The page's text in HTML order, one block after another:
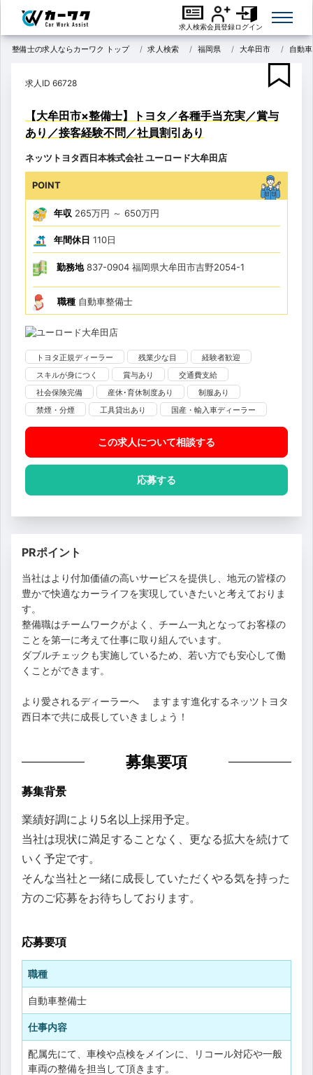
求人検索会員登録ログイン
整備士の求人ならカーワク トップ 求人検索 福岡県 大牟田市 自動
求人ID 66728
【大牟田市×整備士】トヨタ／各種手当充実／賞与
あり／接客経験不問／社員割引あり
ネッツトヨタ西日本株式会社 ユーロード大牟田店
POINT
年収 265万円 ～ 650万円
年間休日 110日
勤務地837-0904 福岡県大牟田市吉野2054-1
職種 自動車整備士
トヨタ正規ディーラー 残業少な目
経験者歓迎
スキルが身につく
賞与あり
交通費支給
社会保険完備
産休･育休制度あり
制服あり
禁煙・分煙
工具貸出あり 国産・輸入車ディーラー
この求人について相談する
応募する
PRポイント
当社はより付加価値の高いサービスを提供し、地元の皆様の
豊かで快適なカーライフを実現していきたいと考えておりま
す。
整備職はチームワークがよく、チーム一丸となってお客様の
ことを第一に考えて仕事に取り組んでいます。
ダブルチェックも実施しているため、若い方でも安心して働
くことができます。
より愛されるディーラーへ ますます進化するネッツトヨタ
西日本で共に成長していきましょう！
募集要項
募集背景
業績好調により5名以上採用予定。
当社は現状に満足することなく、更なる拡大を続けて
いく予定です。
そんな当社と一緒に成長していただくやる気を持った
方のご応募をお待ちしております。
応募要項
職種
自動車整備士
仕事内容
配属先にて、車検や点検をメインに、リコール対応や一般
車両の整備を担当して頂きます。